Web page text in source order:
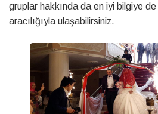
gruplar hakkında da en iyi bilgiye de
aracılığıyla ulaşabilirsiniz.